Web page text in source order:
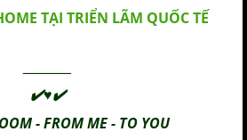
TẠI TRIỂN LÃM QUỐC TẾ
✔️♥✔️
- FROM ME - TO YOU